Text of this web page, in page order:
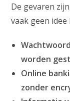
De gevaren
vaak geen
worden
Online
zonder